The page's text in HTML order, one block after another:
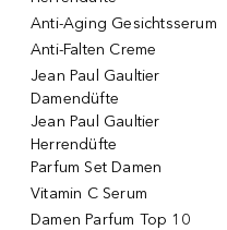
Anti-Aging Gesichtsserum
Anti-Falten Creme
Jean Paul Gaultier
Damendüfte
Jean Paul Gaultier
Herrendüfte
Parfum Set Damen
Vitamin C Serum
Damen Parfum Top 10